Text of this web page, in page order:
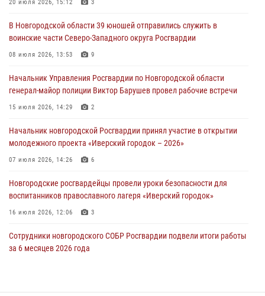
30 июля 2026, 14:36 1
Новгородские росгвардейцы рассказали о службе детям из летнего
30 июля 2026, 08:40 5
Новгородские росгвардейцы задержали мужчину
Телесюжет в программе "Новгородское областное телевидение.
Новости часа." от 29 июля 2026 года. Новгородские призывники
29 июля 2026, 12:54 1
20 июля 2026, 15:12 3
В Новгородской области 39 юношей отправились служить в
воинские части Северо-Западного округа Росгвардии
08 июля 2026, 13:53 9
Начальник Управления Росгвардии по Новгородской области
генерал-майор полиции Виктор Барушев провел рабочие встречи
15 июля 2026, 14:29 2
Начальник новгородской Росгвардии принял участие в открытии
молодежного проекта «Иверский городок – 2026»
07 июля 2026, 14:26 6
Новгородские росгвардейцы провели уроки безопасности для
воспитанников православного лагеря «Иверский городок»
16 июля 2026, 12:06 3
Сотрудники новгородского СОБР Росгвардии подвели итоги работы
за 6 месяцев 2026 года